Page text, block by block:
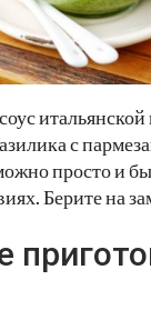
с
просто и
Берите на